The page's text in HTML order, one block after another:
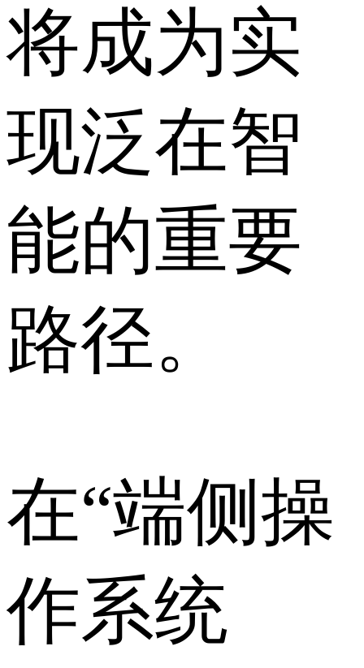
将成为实
现泛在智
能的重要
路径。
在“端侧操
作系统